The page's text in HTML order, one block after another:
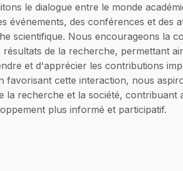
le dialogue entre le monde
événements, des conférences et des
scientifique. Nous encourageons la
résultats de la recherche, permettant
et d'apprécier les contributions
favorisant cette interaction, nous
la recherche et la société, contribuant
plus informé et participatif.